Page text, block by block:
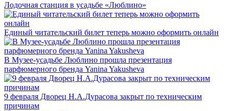
Лодочная станция в усадьбе «Люблино»
Единый читательский билет теперь можно оформить онлайн
В Музее-усадьбе Люблино прошла презентация
парфюмерного бренда Yanina Yakusheva
9 февраля Дворец Н.А.Дурасова закрыт по техническим
причинам